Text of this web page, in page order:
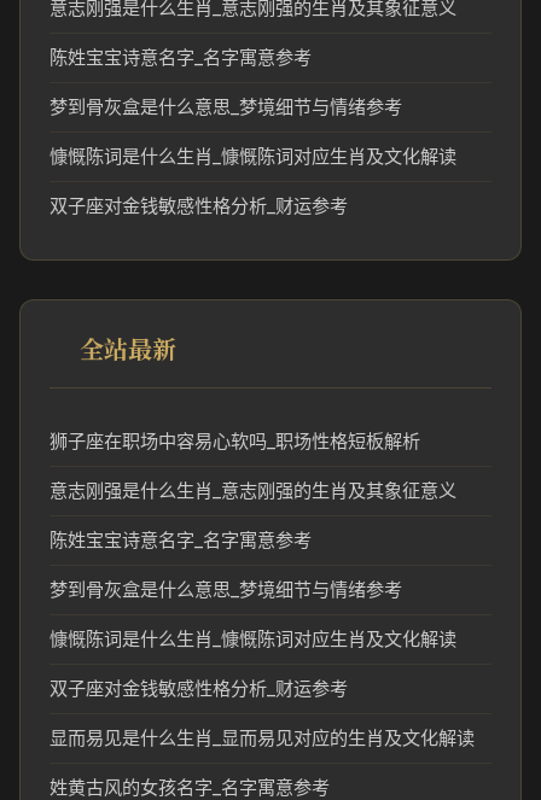
意志刚强是什么生肖_意志刚强的生肖及其象征意义
陈姓宝宝诗意名字_名字寓意参考
梦到骨灰盒是什么意思_梦境细节与情绪参考
慷慨陈词是什么生肖_慷慨陈词对应生肖及文化解读
双子座对金钱敏感性格分析_财运参考
全站最新
狮子座在职场中容易心软吗_职场性格短板解析
意志刚强是什么生肖_意志刚强的生肖及其象征意义
陈姓宝宝诗意名字_名字寓意参考
梦到骨灰盒是什么意思_梦境细节与情绪参考
慷慨陈词是什么生肖_慷慨陈词对应生肖及文化解读
双子座对金钱敏感性格分析_财运参考
显而易见是什么生肖_显而易见对应的生肖及文化解读
姓黄古风的女孩名字_名字寓意参考